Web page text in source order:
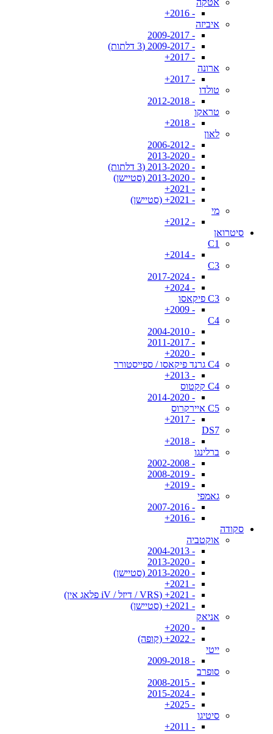
אטקה
- 2016+
איביזה
- 2009-2017
- 2009-2017 (3 דלתות)
- 2017+
ארונה
- 2017+
טולדו
- 2012-2018
טראקו
- 2018+
לאון
- 2006-2012
- 2013-2020
- 2013-2020 (3 דלתות)
- 2013-2020 (סטיישן)
- 2021+
- 2021+ (סטיישן)
מי
- 2012+
סיטרואן
C1
- 2014+
C3
- 2017-2024
- 2024+
C3 פיקאסו
- 2009+
C4
- 2004-2010
- 2011-2017
- 2020+
C4 גרנד פיקאסו / ספייסטורר
- 2013+
C4 קקטוס
- 2014-2020
C5 איירקרוס
- 2017+
DS7
- 2018+
ברלינגו
- 2002-2008
- 2008-2019
- 2019+
גאמפי
- 2007-2016
- 2016+
סקודה
אוקטביה
- 2004-2013
- 2013-2020
- 2013-2020 (סטיישן)
- 2021+
- 2021+ (VRS / דיזל / iV פלאג אין)
- 2021+ (סטיישן)
אניאק
- 2020+
- 2022+ (קופה)
ייטי
- 2009-2018
סופרב
- 2008-2015
- 2015-2024
- 2025+
סיטיגו
- 2011+